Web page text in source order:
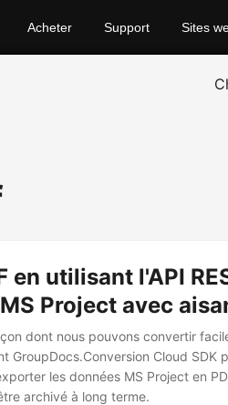
Acheter Support Sites
en utilisant l'API
Project avec
dont nous pouvons convertir
GroupDocs.Conversion Cloud SDK
les données MS Project en
archivé à long terme.